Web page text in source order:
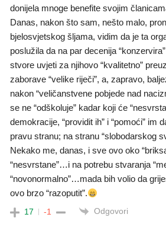
donijela mnoge benefite svojim
Danas, nakon što sam, nešto malo,
bjelosvjetskog šljama, vidim da je ta
poslužila da na par decenija
stvore uvjeti za njihovo “kvalitetno”
zaborave “velike riječi”, a, zapravo,
nakon “veličanstvene pobjede nad
se ne “odškoluje” kadar koji će
demokracije, “providit ih” i “pomoći” im
pravu stranu; na stranu “slobodarskog
Nekako me, danas, i sve ovo oko
“nesvrstane”…i na potrebu stvaranja
“novonormalno”…mada bih volio da
ovo brzo “razoputit”.
17 -1 Odgovori